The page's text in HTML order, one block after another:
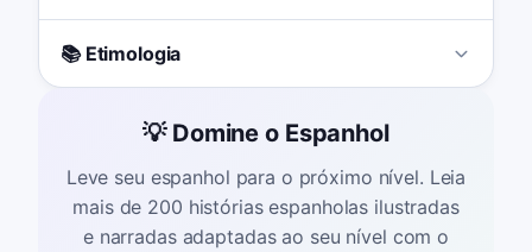
📚 Etimologia
💡 Domine o Espanhol
Leve seu espanhol para o próximo nível. Leia
mais de 200 histórias espanholas ilustradas
e narradas adaptadas ao seu nível com o